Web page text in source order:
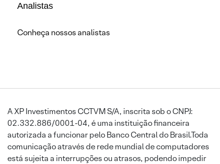
Analistas
Conheça nossos analistas
A XP Investimentos CCTVM S/A, inscrita sob o CNPJ:
02.332.886/0001-04, é uma instituição financeira
autorizada a funcionar pelo Banco Central do Brasil.Toda
comunicação através de rede mundial de computadores
está sujeita a interrupções ou atrasos, podendo impedir